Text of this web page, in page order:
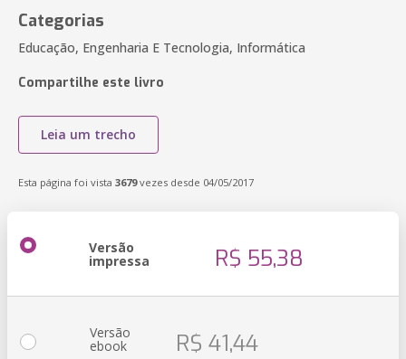
Categorias
Educação, Engenharia E Tecnologia, Informática
Compartilhe este livro
Leia um trecho
Esta página foi vista 3679vezes desde 04/05/2017
Versão
impressa R$ 55,38
Versão
ebook R$ 41,44